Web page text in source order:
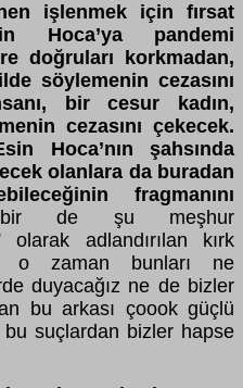
işlenmek için fırsat
Hoca’ya pandemi
doğruları korkmadan,
söylemenin cezasını
bir cesur kadın,
cezasını çekecek.
Hoca’nın şahsında
olanlara da buradan
fragmanını
de şu meşhur
olarak adlandırılan kırk
o zaman bunları ne
duyacağız ne de bizler
bu arkası çoook güçlü
bu suçlardan bizler hapse